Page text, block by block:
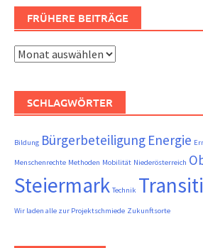
FRÜHERE BEITRÄGE
Frühere
SCHLAGWÖRTER
Bildung Bürgerbeteiligung Energie
Menschenrechte Methoden Mobilität Niederösterreich
Steiermark Technik
Wir laden alle zur Projektschmiede Zukunftsorte